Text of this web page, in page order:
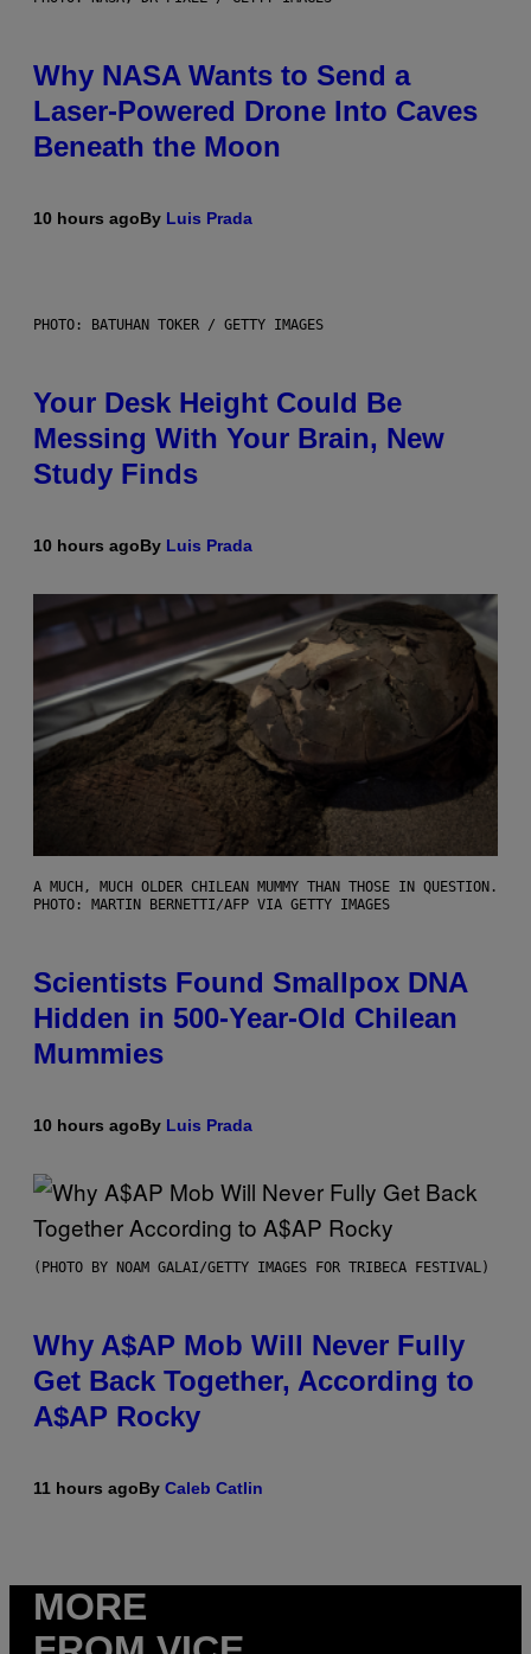
Why NASA Wants to Send a
Laser-Powered Drone Into Caves
Beneath the Moon
10 hours agoBy Luis Prada
PHOTO: BATUHAN TOKER / GETTY IMAGES
Your Desk Height Could Be
Messing With Your Brain, New
Study Finds
10 hours agoBy Luis Prada
A MUCH, MUCH OLDER CHILEAN MUMMY THAN THOSE IN QUESTION.
PHOTO: MARTIN BERNETTI/AFP VIA GETTY IMAGES
Scientists Found Smallpox DNA
Hidden in 500-Year-Old Chilean
Mummies
10 hours agoBy Luis Prada
(PHOTO BY NOAM GALAI/GETTY IMAGES FOR TRIBECA FESTIVAL)
Why A$AP Mob Will Never Fully
Get Back Together, According to
A$AP Rocky
11 hours agoBy Caleb Catlin
MORE